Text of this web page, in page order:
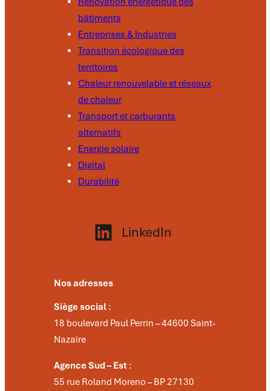
bâtiments
Entreprises & Industries
Transition écologique des
territoires
Chaleur renouvelable et réseaux
de chaleur
Transport et carburants
alternatifs
Energie solaire
Digital
Durabilité
LinkedIn
Nos adresses
Siège social :
18 boulevard Paul Perrin – 44600 Saint-
Nazaire
Agence Sud – Est :
55 rue Roland Moreno – BP 27130